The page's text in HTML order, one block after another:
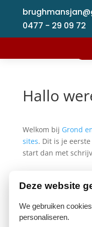
0477 - 29 09 72
Hallo
Welkom bij Grond
sites. Dit is je
start dan met
Deze website
We gebruiken
personaliseren.